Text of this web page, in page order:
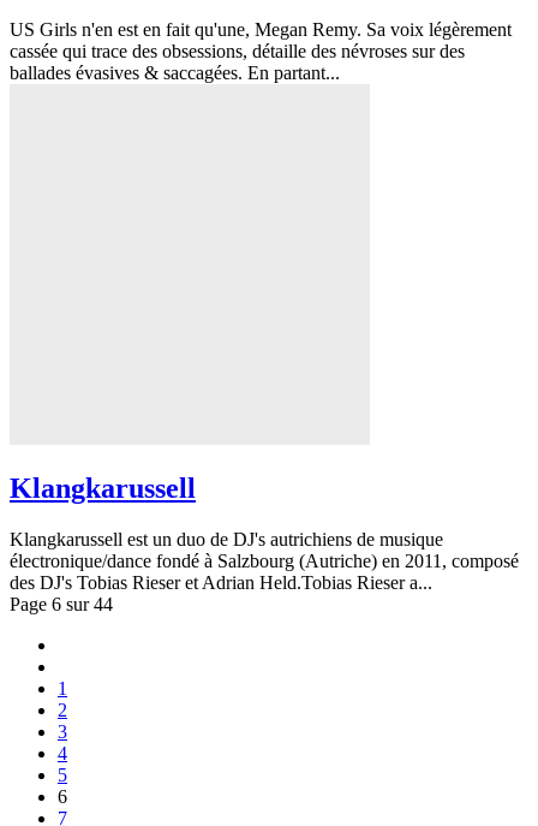
US Girls n'en est en fait qu'une, Megan Remy. Sa voix légèrement
cassée qui trace des obsessions, détaille des névroses sur des
ballades évasives & saccagées. En partant...
Klangkarussell
Klangkarussell est un duo de DJ's autrichiens de musique
électronique/dance fondé à Salzbourg (Autriche) en 2011, composé
des DJ's Tobias Rieser et Adrian Held.Tobias Rieser a...
Page 6 sur 44
1
2
3
4
5
6
7